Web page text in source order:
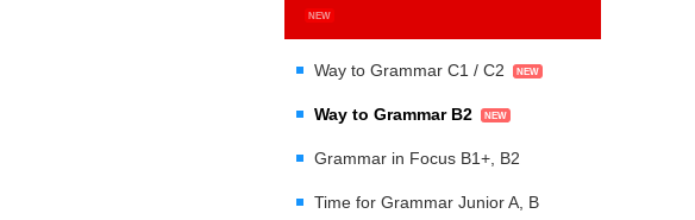
Way to Grammar C1 / C2
Way to Grammar B2
Grammar in Focus B1+, B2
Time for Grammar Junior A, B